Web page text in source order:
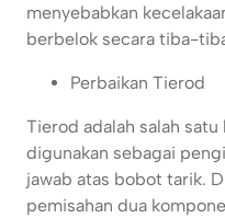
menyebabkan
berbelok secara tiba-
Perbaikan Tierod
Tierod adalah salah
digunakan sebagai
jawab atas bobot tarik.
pemisahan dua